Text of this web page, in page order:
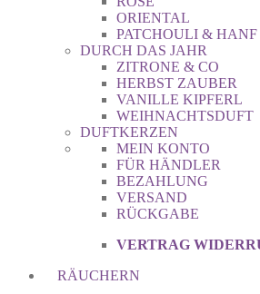
ORIENTAL
PATCHOULI & HANF
DURCH DAS JAHR
ZITRONE & CO
HERBST ZAUBER
VANILLE KIPFERL
WEIHNACHTSDUFT
DUFTKERZEN
MEIN KONTO
FÜR HÄNDLER
BEZAHLUNG
VERSAND
RÜCKGABE
VERTRAG
RÄUCHERN